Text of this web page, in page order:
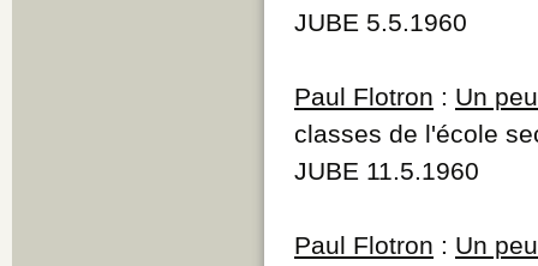
JUBE 5.5.1960
Paul Flotron : Un
classes de l'école
JUBE 11.5.1960
Paul Flotron : Un